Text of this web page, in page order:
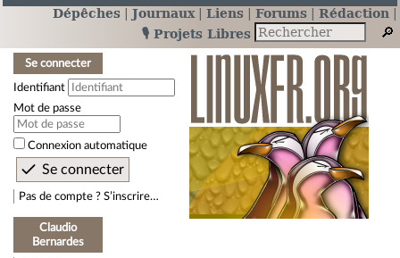
Dépêches Journaux Liens Forums
Rédaction
🎙️ Projets Libres
Se connecter
Identifiant
Mot de passe
Connexion automatique
Pas de compte ? S’inscrire…
Claudio
Bernardes